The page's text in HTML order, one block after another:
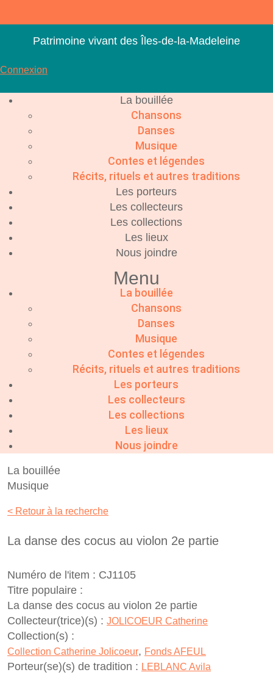
contenu
Patrimoine vivant des Îles-de-la-Madeleine
Connexion
La bouillée
Chansons
Danses
Musique
Contes et légendes
Récits, rituels et autres traditions
Les porteurs
Les collecteurs
Les collections
Les lieux
Nous joindre
Menu
La bouillée
Chansons
Danses
Musique
Contes et légendes
Récits, rituels et autres traditions
Les porteurs
Les collecteurs
Les collections
Les lieux
Nous joindre
La bouillée
Musique
< Retour à la recherche
La danse des cocus au violon 2e partie
Numéro de l'item : CJ1105
Titre populaire :
La danse des cocus au violon 2e partie
Collecteur(trice)(s) : JOLICOEUR Catherine
Collection(s) :
Collection Catherine Jolicoeur, Fonds AFEUL
Porteur(se)(s) de tradition : LEBLANC Avila